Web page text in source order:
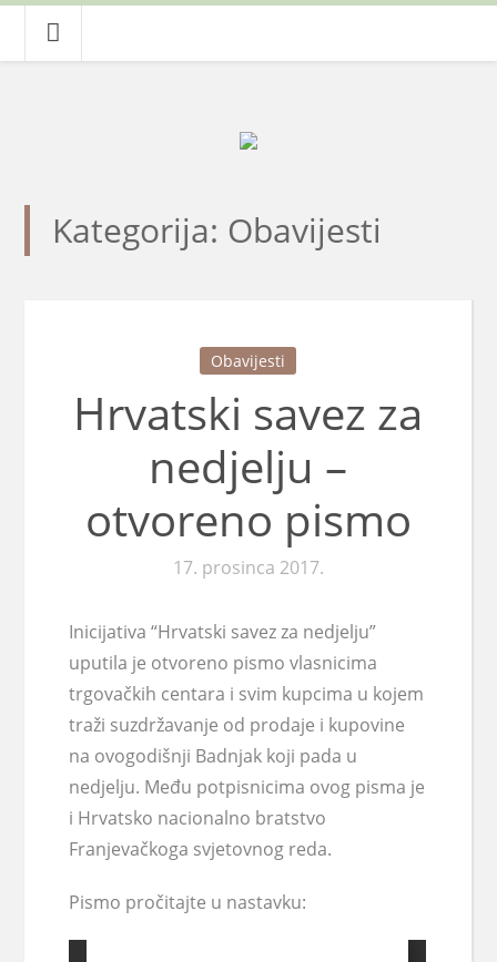
Kategorija: Obavijesti
Obavijesti
Hrvatski savez za
nedjelju –
otvoreno pismo
17. prosinca 2017.
Inicijativa “Hrvatski savez za nedjelju”
uputila je otvoreno pismo vlasnicima
trgovačkih centara i svim kupcima u kojem
traži suzdržavanje od prodaje i kupovine
na ovogodišnji Badnjak koji pada u
nedjelju. Među potpisnicima ovog pisma je
i Hrvatsko nacionalno bratstvo
Franjevačkoga svjetovnog reda.
Pismo pročitajte u nastavku: